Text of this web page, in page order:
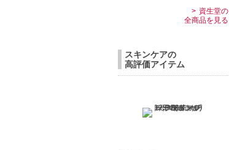
資生堂の
全商品を見る
スキンケアの
高評価アイテム